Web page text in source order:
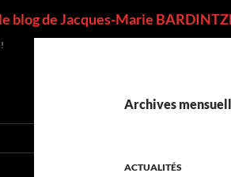
blog de Jacques-Marie
Archives
ACTUALITÉS